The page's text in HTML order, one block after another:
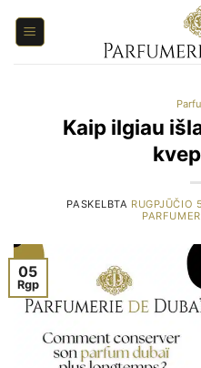
prie
Kaip ilgiau
PASKELBTA RUGPJŪČIO
05
Rgp